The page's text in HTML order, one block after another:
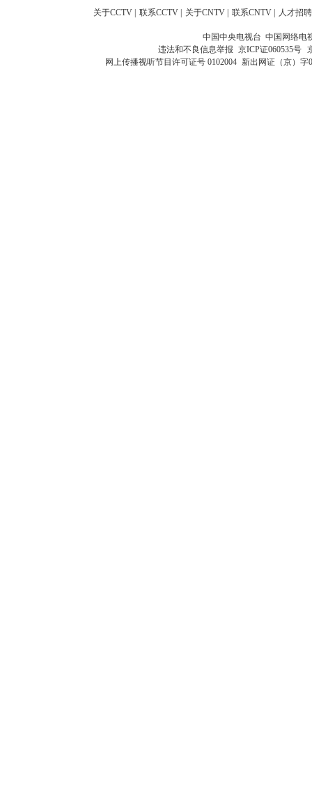
关于CCTV 联系CCTV 关于CNTV 联系CNTV 人才招聘
中国中央电视台 中国网络电
违法和不良信息举报 京ICP证060535号
网上传播视听节目许可证号 0102004 新出网证（京）